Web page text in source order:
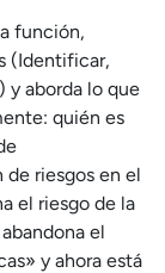
función,
(Identificar,
y aborda lo que
quién es
riesgos en el
el riesgo de la
el
y ahora está